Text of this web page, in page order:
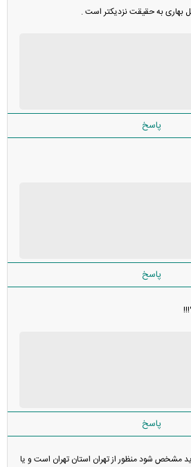
بهاری به حقیقت نزدیکتر است .
پاسخ
پاسخ
پاسخ
مشخص شود منظور از تهران استان تهران است و یا